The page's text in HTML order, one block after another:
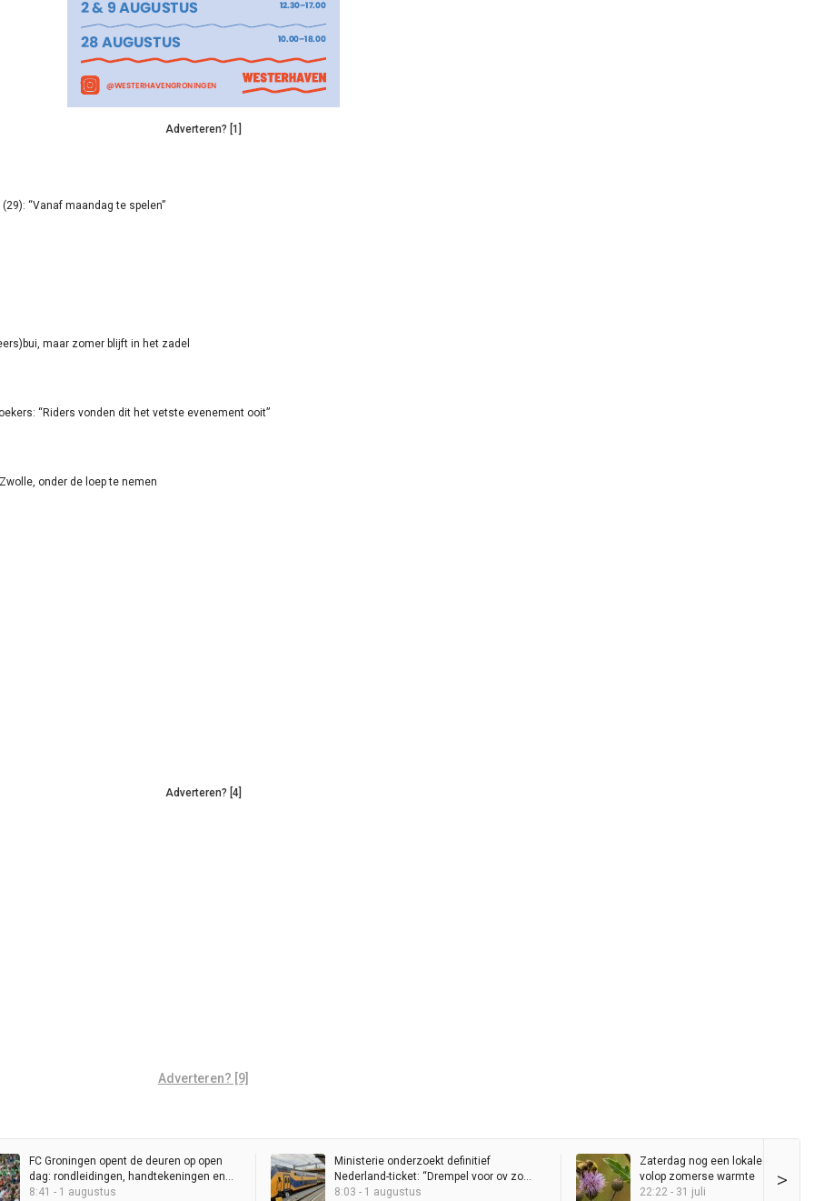
Adverteren? [1]
“Vanaf maandag te spelen”
maar zomer blijft in het zadel
“Riders vonden dit het vetste evenement ooit”
onder de loep te nemen
Adverteren? [4]
Adverteren? [9]
>
FC Groningen opent de deuren op open
dag: rondleidingen, handtekeningen en
Spaanse tegenstander
8:41 - 1 augustus
Ministerie onderzoekt definitief
Nederland-ticket: “Drempel voor ov zo
laag mogelijk houden”
8:03 - 1 augustus
Zaterdag nog een lokale bui,
volop zomerse warmte
22:22 - 31 juli